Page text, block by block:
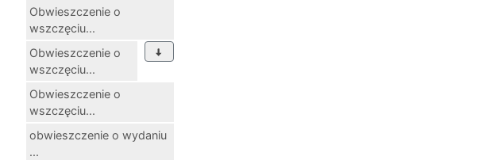
Obwieszczenie o
wszczęciu...
Obwieszczenie o
wszczęciu...
Obwieszczenie o
wszczęciu...
obwieszczenie o wydaniu
...